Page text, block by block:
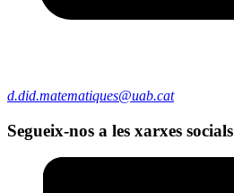
d.did.matematiques@uab.cat
Segueix-nos a les xarxes socials